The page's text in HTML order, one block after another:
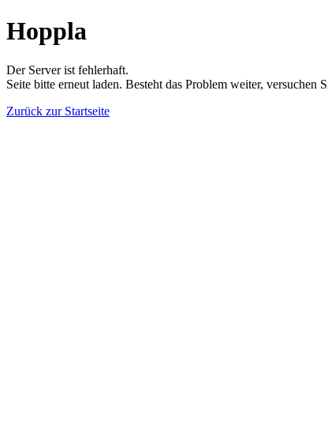
Hoppla
Der Server ist fehlerhaft.
Seite bitte erneut laden. Besteht das Problem weiter,
Zurück zur Startseite